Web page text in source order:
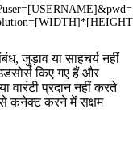
जुड़ाव या साहचर्य नहीं
किए गए हैं और
वारंटी प्रदान नहीं करते
कनेक्ट करने में सक्षम